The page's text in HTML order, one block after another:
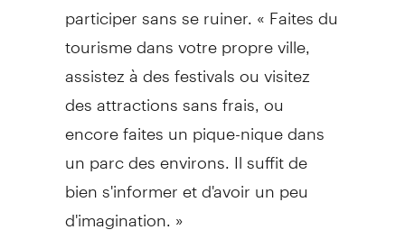
participer sans se ruiner. « Faites du
tourisme dans votre propre ville,
assistez à des festivals ou visitez
des attractions sans frais, ou
encore faites un pique-nique dans
un parc des environs. Il suffit de
bien s'informer et d'avoir un peu
d'imagination. »